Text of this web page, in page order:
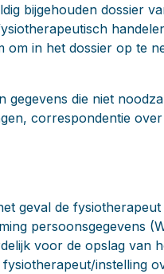
bijgehouden dossier
in het dossier op te
gegevens die niet
correspondentie
geval de
persoonsgegevens
voor de opslag van
instelling